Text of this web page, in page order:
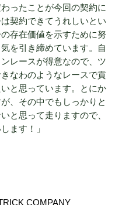
ったことが今回の契約に
契約できてうれしいとい
存在価値を示すために努
を引き締めています。自
レースが得意なので、ツ
なわのようなレースで貢
と思っています。とにか
、その中でもしっかりと
と思って走りますので、
ます！」
COMPANY